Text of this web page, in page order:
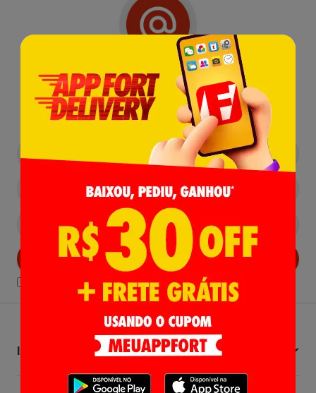
Receba nossas Novidades,
Lançamentos e Promoções!
Cadastrar
Declaro estar ciente dasPoliticas de Privacidade.
Institucional